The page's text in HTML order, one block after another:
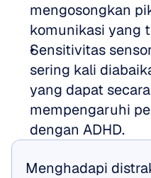
mengosongkan
komunikasi yang
Sensitivitas
sering kali
yang dapat
mempengaruhi
dengan ADHD.
Menghadapi